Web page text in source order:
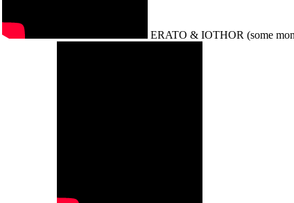
ERATO & IOTHOR (some